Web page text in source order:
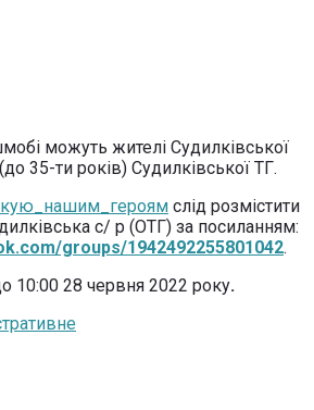
можуть жителі Судилківської
35-ти років) Судилківської ТГ.
слід розмістити
с/ р (ОТГ) за посиланням:
groups/1942492255801042.
10:00 28 червня 2022 року.